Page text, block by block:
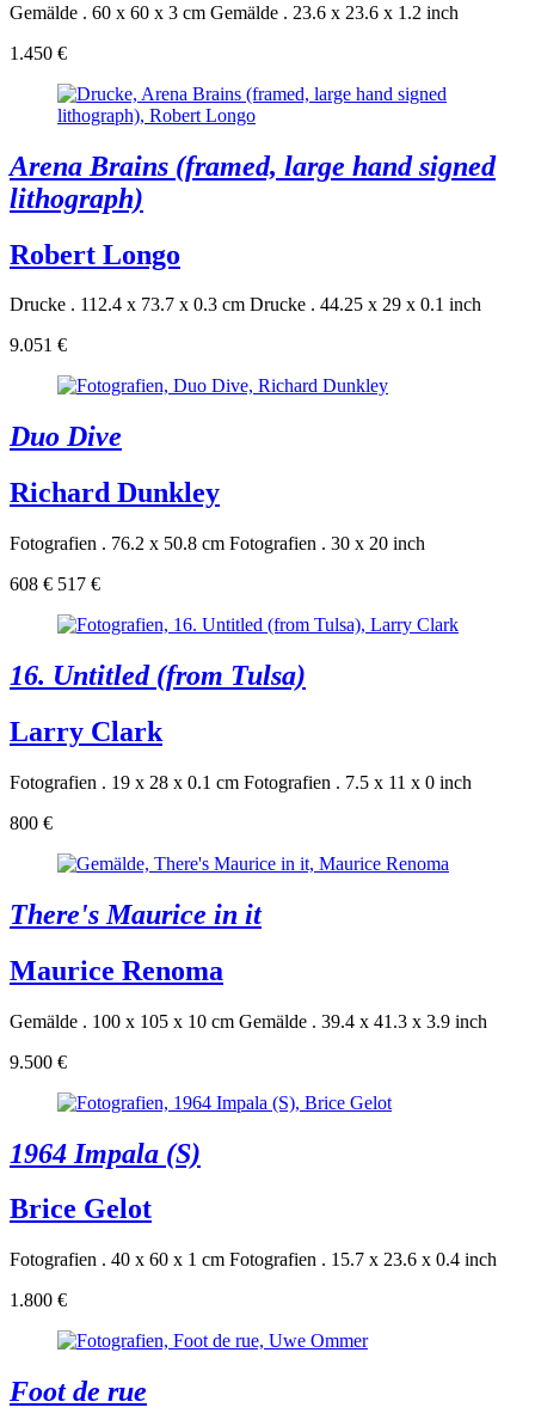
Gemälde . 60 x 60 x 3 cm Gemälde . 23.6 x 23.6 x 1.2 inch
1.450 €
Arena Brains (framed, large hand signed
lithograph)
Robert Longo
Drucke . 112.4 x 73.7 x 0.3 cm Drucke . 44.25 x 29 x 0.1 inch
9.051 €
Duo Dive
Richard Dunkley
Fotografien . 76.2 x 50.8 cm Fotografien . 30 x 20 inch
608 € 517 €
16. Untitled (from Tulsa)
Larry Clark
Fotografien . 19 x 28 x 0.1 cm Fotografien . 7.5 x 11 x 0 inch
800 €
There's Maurice in it
Maurice Renoma
Gemälde . 100 x 105 x 10 cm Gemälde . 39.4 x 41.3 x 3.9 inch
9.500 €
1964 Impala (S)
Brice Gelot
Fotografien . 40 x 60 x 1 cm Fotografien . 15.7 x 23.6 x 0.4 inch
1.800 €
Foot de rue